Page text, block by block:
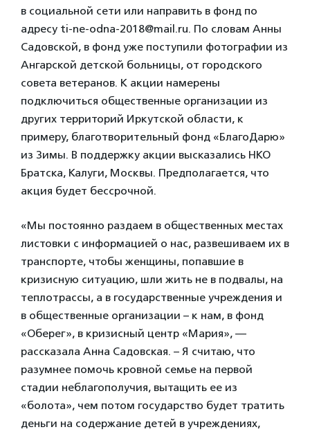
в социальной сети или направить в фонд по
адресу ti-ne-odna-2018@mail.ru. По словам Анны
Садовской, в фонд уже поступили фотографии из
Ангарской детской больницы, от городского
совета ветеранов. К акции намерены
подключиться общественные организации из
других территорий Иркутской области, к
примеру, благотворительный фонд «БлагоДарю»
из Зимы. В поддержку акции высказались НКО
Братска, Калуги, Москвы. Предполагается, что
акция будет бессрочной.
«Мы постоянно раздаем в общественных местах
листовки с информацией о нас, развешиваем их в
транспорте, чтобы женщины, попавшие в
кризисную ситуацию, шли жить не в подвалы, на
теплотрассы, а в государственные учреждения и
в общественные организации – к нам, в фонд
«Оберег», в кризисный центр «Мария», —
рассказала Анна Садовская. – Я считаю, что
разумнее помочь кровной семье на первой
стадии неблагополучия, вытащить ее из
«болота», чем потом государство будет тратить
деньги на содержание детей в учреждениях,